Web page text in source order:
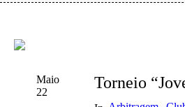
Maio
22
Torneio